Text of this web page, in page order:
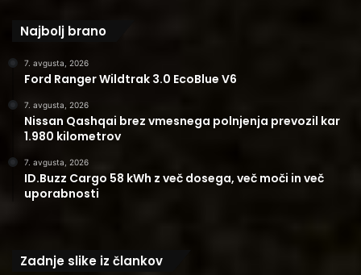
Najbolj brano
7. avgusta, 2026
Ford Ranger Wildtrak 3.0 EcoBlue V6
7. avgusta, 2026
Nissan Qashqai brez vmesnega polnjenja prevozil kar
1.980 kilometrov
7. avgusta, 2026
ID.Buzz Cargo 58 kWh z več dosega, več moči in več
uporabnosti
Zadnje slike iz člankov